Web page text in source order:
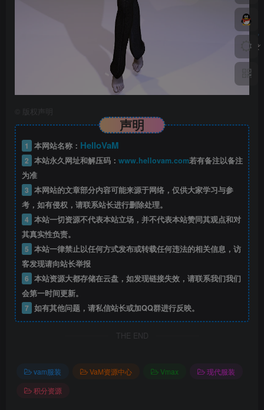
版权声明
声明
1 本网站名称： HelloVaM
2 本站永久网址和解压码： www.hellovam.com若有备注以备注
为准
3 本网站的文章部分内容可能来源于网络，仅供大家学习与参
考，如有侵权，请联系站长进行删除处理。
4 本站一切资源不代表本站立场，并不代表本站赞同其观点和对
其真实性负责。
5 本站一律禁止以任何方式发布或转载任何违法的相关信息，访
客发现请向站长举报
6 本站资源大都存储在云盘，如发现链接失效，请联系我们我们
会第一时间更新。
7 如有其他问题，请私信站长或加QQ群进行反映。
THE END
vam服装 VaM资源中心 Vmax
现代服装
积分资源